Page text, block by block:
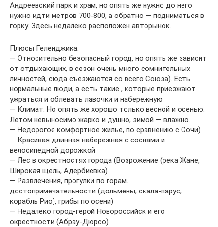
Андреевский парк и храм, но опять же нужно до него
нужно идти метров 700-800, а обратно — подниматься в
горку. Здесь недалеко расположен авторынок.
Плюсы Геленджика:
— Относительно безопасный город, но опять же зависит
от отдыхающих, в сезон очень много сомнительных
личностей, сюда съезжаются со всего Союза). Есть
нормальные люди, а есть такие , которые приезжают
ужраться и облевать лавочки и набережную.
— Климат. Но опять же хорошо только весной и осенью.
Летом невыносимо жарко и душно, зимой — влажно.
— Недорогое комфортное жилье, по сравнению с Сочи)
— Красивая длинная набережная с соснами и
велосипедной дорожкой
— Лес в окрестностях города (Возрожение (река Жане,
Широкая щель, Адербиевка)
— Развлечения, прогулки по горам,
достопримечательности (дольмены, скала-парус,
корабль Рио), грибы по осени)
— Недалеко город-герой Новороссийск и его
окрестности (Абрау-Дюрсо)